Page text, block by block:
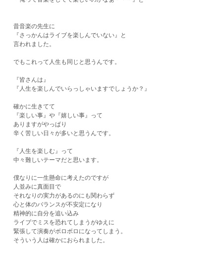
昔音楽の先生に
『さっかんはライブを楽しんでいない』と
言われました。
でもこれって人生も同じと思うんです。
『皆さんは』
『人生を楽しんでいらっしゃいますでしょうか？』
確かに生きてて
『楽しい事』や『嬉しい事』って
ありますがやっぱり
辛く苦しい日々が多いと思うんです。
『人生を楽しむ』って
中々難しいテーマだと思います。
僕なりに一生懸命に考えたのですが
人並みに真面目で
それなりの実力があるのにも関わらず
心と体のバランスが不安定になり
精神的に自分を追い込み
ライブでミスを恐れてしまうがゆえに
緊張して演奏がボロボロになってしまう。
そういう人は確かにおられました。